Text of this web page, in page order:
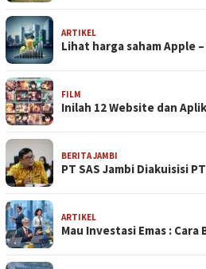
ARTIKEL
Lihat harga saham Apple
FILM
Inilah 12 Website dan
BERITA JAMBI
PT SAS Jambi Diakuisisi
ARTIKEL
Mau Investasi Emas :